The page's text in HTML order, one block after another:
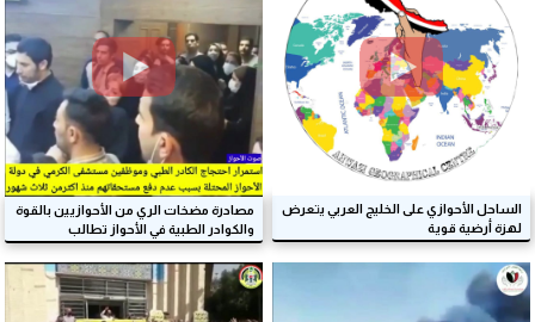
الساحل الأحوازي على الخليج العربي يتعرض
لهزة أرضية قوية
مصادرة مضخات الري من الأحوازيين بالقوة
والكوادر الطبية في الأحواز تطالب
بمستحقاتها